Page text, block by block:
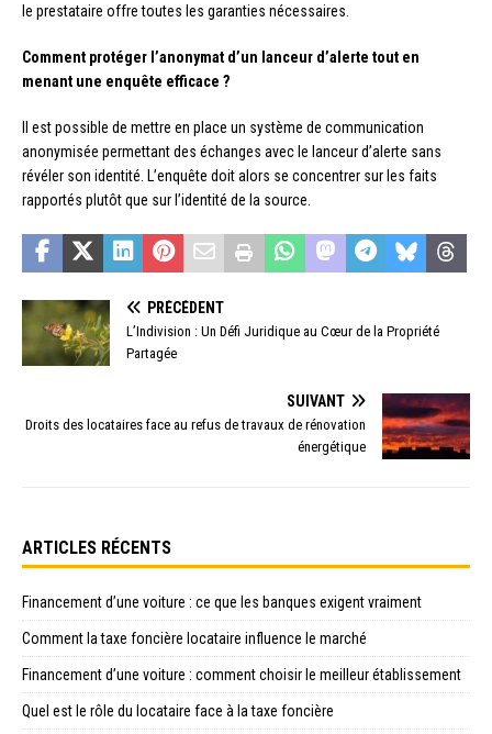
le prestataire offre toutes les garanties nécessaires.
Comment protéger l’anonymat d’un lanceur d’alerte tout en
menant une enquête efficace ?
Il est possible de mettre en place un système de communication
anonymisée permettant des échanges avec le lanceur d’alerte sans
révéler son identité. L’enquête doit alors se concentrer sur les faits
rapportés plutôt que sur l’identité de la source.
PRÉCÉDENT
L’Indivision : Un Défi Juridique au Cœur de la Propriété
Partagée
SUIVANT
Droits des locataires face au refus de travaux de rénovation
énergétique
ARTICLES RÉCENTS
Financement d’une voiture : ce que les banques exigent vraiment
Comment la taxe foncière locataire influence le marché
Financement d’une voiture : comment choisir le meilleur établissement
Quel est le rôle du locataire face à la taxe foncière